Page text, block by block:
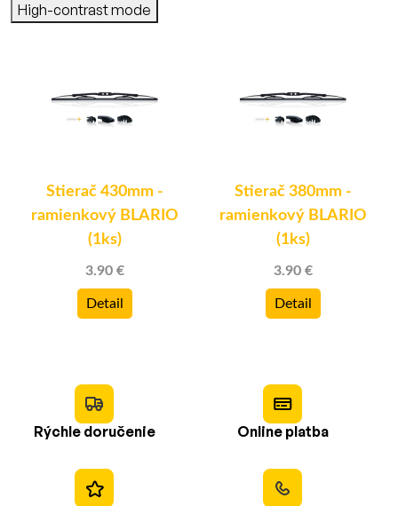
High-contrast mode
Stierač 430mm -
ramienkový BLARIO
(1ks)
3.90 €
Detail
Stierač 380mm -
ramienkový BLARIO
(1ks)
3.90 €
Detail
Rýchle doručenie Online platba